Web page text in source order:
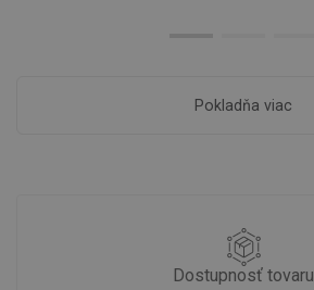
Pokladňa viac
Dostupnosť tovaru